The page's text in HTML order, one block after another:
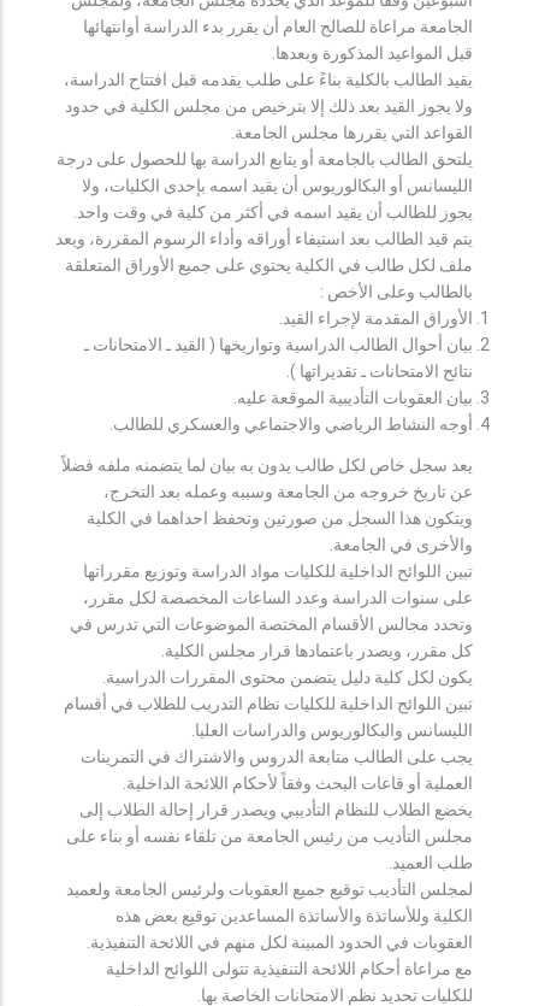
الجامعة مراعاة للصالح العام أن يقرر بدء الدراسة أوانتهائها
قبل المواعيد المذكورة وبعدها.
يقيد الطالب بالكلية بناءً على طلب يقدمه قبل افتتاح الدراسة،
ولا يجوز القيد بعد ذلك إلا بترخيص من مجلس الكلية في حدود
القواعد التي يقررها مجلس الجامعة.
يلتحق الطالب بالجامعة أو يتابع الدراسة بها للحصول على درجة
الليسانس أو البكالوريوس أن يقيد اسمه بإحدى الكليات، ولا
يجوز للطالب أن يقيد اسمه في أكثر من كلية في وقت واحد.
يتم قيد الطالب بعد استيفاء أوراقه وأداء الرسوم المقررة، ويعد
ملف لكل طالب في الكلية يحتوي على جميع الأوراق المتعلقة
بالطالب وعلى الأخص :
الأوراق المقدمة لإجراء القيد.
بيان أحوال الطالب الدراسية وتواريخها ( القيد ـ الامتحانات ـ
نتائح الامتحانات ـ تقديراتها ).
بيان العقوبات التأديبية الموقعة عليه.
أوجه النشاط الرياضي والاجتماعي والعسكري للطالب.
يعد سجل خاص لكل طالب يدون به بيان لما يتضمنه ملفه فضلاً
عن تاريخ خروجه من الجامعة وسببه وعمله بعد التخرج،
ويتكون هذا السجل من صورتين وتحفظ احداهما في الكلية
والأخرى في الجامعة.
تبين اللوائح الداخلية للكليات مواد الدراسة وتوزيع مقرراتها
على سنوات الدراسة وعدد الساعات المخصصة لكل مقرر،
وتحدد مجالس الأقسام المختصة الموضوعات التي تدرس في
كل مقرر، ويصدر باعتمادها قرار مجلس الكلية.
يكون لكل كلية دليل يتضمن محتوى المقررات الدراسية.
تبين اللوائح الداخلية للكليات نظام التدريب للطلاب في أقسام
الليسانس والبكالوريوس والدراسات العليا.
يجب على الطالب متابعة الدروس والاشتراك في التمرينات
العملية أو قاعات البحث وفقاً لأحكام اللائحة الداخلية.
يخضع الطلاب للنظام التأديبي ويصدر قرار إحالة الطلاب إلى
مجلس التأديب من رئيس الجامعة من تلقاء نفسه أو بناء على
طلب العميد.
لمجلس التأديب توقيع جميع العقوبات ولرئيس الجامعة ولعميد
الكلية وللأساتذة والأساتذة المساعدين توقيع بعض هذه
العقوبات في الحدود المبينة لكل منهم في اللائحة التنفيذية.
مع مراعاة أحكام اللائحة التنفيذية تتولى اللوائح الداخلية
للكليات تحديد نظم الامتحانات الخاصة بها.